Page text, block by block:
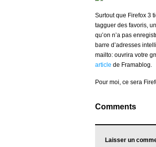
Surtout que Firefox 3
tagguer des favoris,
qu’on n’a pas
barre d’adresses
mailto: ouvrira votre
article de Framablog.
Pour moi, ce sera
Comments
Laisser un